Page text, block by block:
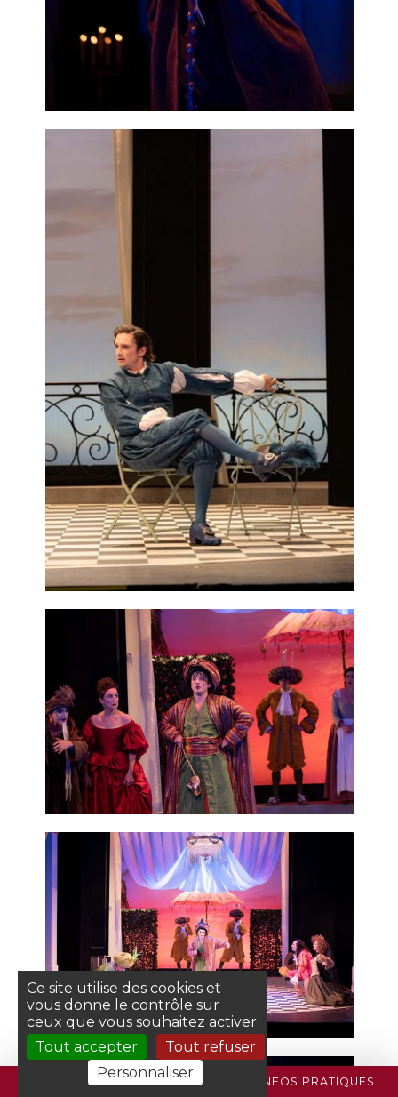
PROGRAMME BILLETTERIE INFOS PRATIQUES
Ce site utilise des cookies et
vous donne le contrôle sur
ceux que vous souhaitez activer
Tout accepter
Tout refuser
Personnaliser